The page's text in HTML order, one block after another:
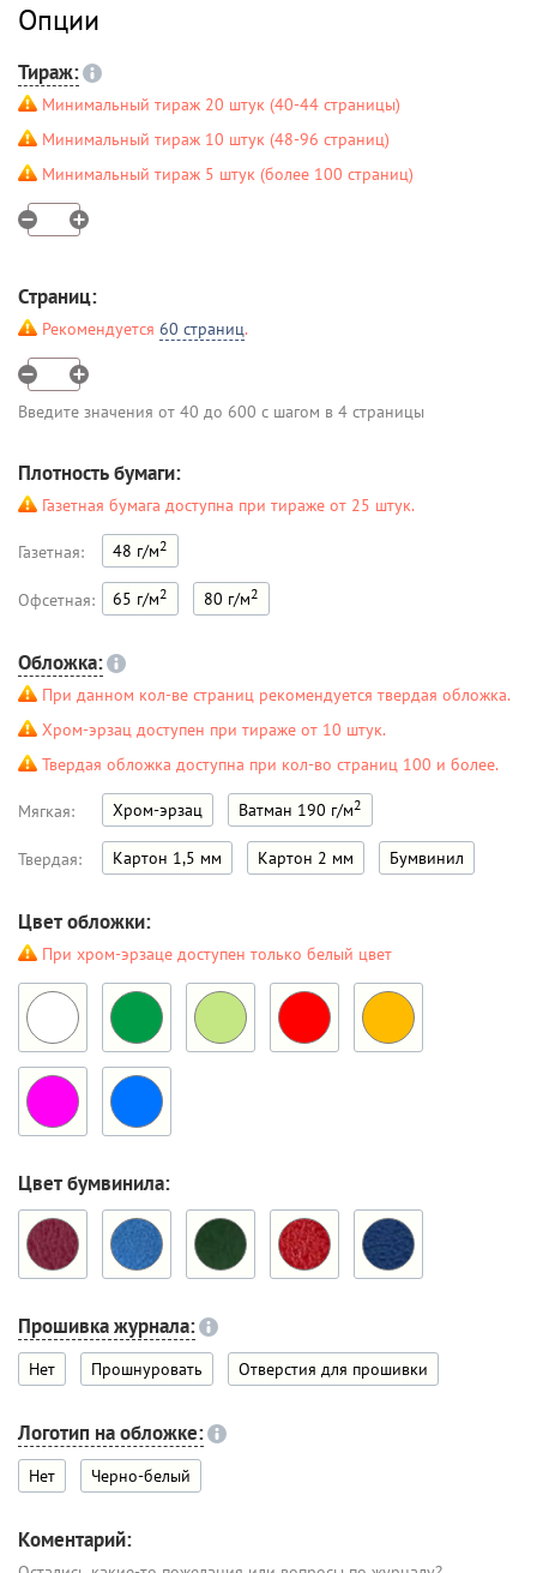
Опции
Тираж:
Минимальный тираж 20 штук (40-44 страницы)
Минимальный тираж 10 штук (48-96 страниц)
Минимальный тираж 5 штук (более 100 страниц)
Страниц:
Рекомендуется 60 страниц.
Введите значения от 40 до 600 с шагом в 4 страницы
Плотность бумаги:
Газетная бумага доступна при тираже от 25 штук.
Газетная: 48 г/м2
Офсетная: 65 г/м2 80 г/м2
Обложка:
При данном кол-ве страниц рекомендуется твердая обложка.
Хром-эрзац доступен при тираже от 10 штук.
Твердая обложка доступна при кол-во страниц 100 и более.
Мягкая: Хром-эрзац Ватман 190 г/м2
Твердая: Картон 1,5 мм Картон 2 мм Бумвинил
Цвет обложки:
При хром-эрзаце доступен только белый цвет
Цвет бумвинила:
Прошивка журнала:
Нет Прошнуровать Отверстия для прошивки
Логотип на обложке:
Нет Черно-белый
Коментарий: